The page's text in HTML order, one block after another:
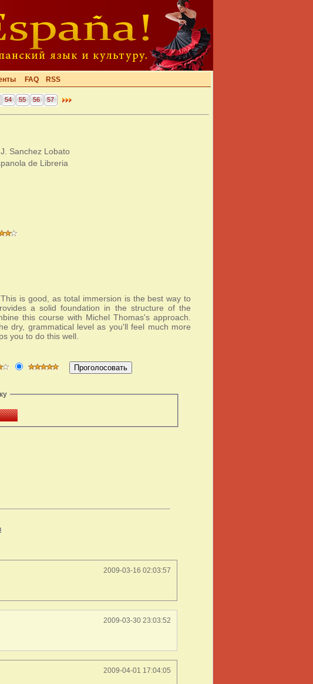
FAQ RSS
54 55 56 57
Sanchez Lobato
de Libreria
is good, as total immersion is the best way to
a solid foundation in the structure of the
this course with Michel Thomas's approach.
dry, grammatical level as you'll feel much more
you to do this well.
2009-03-16 02:03:57
2009-03-30 23:03:52
2009-04-01 17:04:05